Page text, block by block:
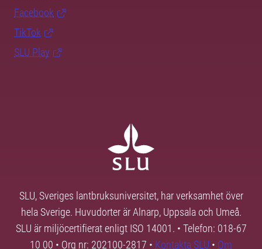
Facebook
TikTok
SLU Play
SLU, Sveriges lantbruksuniversitet, har verksamhet över
hela Sverige. Huvudorter är Alnarp, Uppsala och Umeå.
SLU är miljöcertifierat enligt ISO 14001. • Telefon: 018-67
10 00 • Org nr: 202100-2817 • Kontakta SLU • Om